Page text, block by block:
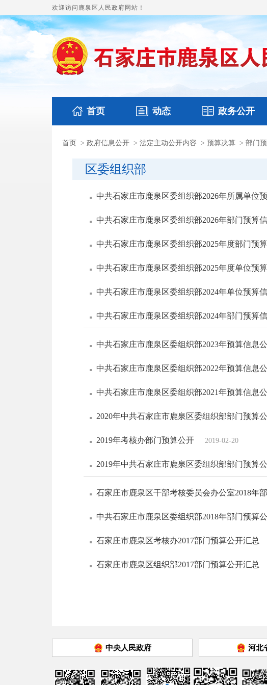
欢迎访问鹿泉区人民政府网站！
首页 动态
国务要闻 鹿泉要闻 图片新闻
政务公开
本区文件 财政预决算
首页 > 政府信息公开 > 法定主动公开内容 > 预算决算 > 部门
区委组织部
中共石家庄市鹿泉区委组织部2026年所属单位
中共石家庄市鹿泉区委组织部2026年部门预算
中共石家庄市鹿泉区委组织部2025年度部门预
中共石家庄市鹿泉区委组织部2025年度单位预
中共石家庄市鹿泉区委组织部2024年单位预算
中共石家庄市鹿泉区委组织部2024年部门预算
中共石家庄市鹿泉区委组织部2023年预算信息
中共石家庄市鹿泉区委组织部2022年预算信息
中共石家庄市鹿泉区委组织部2021年预算信息
2020年中共石家庄市鹿泉区委组织部部门预算
2019年考核办部门预算公开 2019-02-20
2019年中共石家庄市鹿泉区委组织部部门预算
石家庄市鹿泉区干部考核委员会办公室2018年
中共石家庄市鹿泉区委组织部2018年部门预算
石家庄市鹿泉区考核办2017部门预算公开汇总
石家庄市鹿泉区组织部2017部门预算公开汇总